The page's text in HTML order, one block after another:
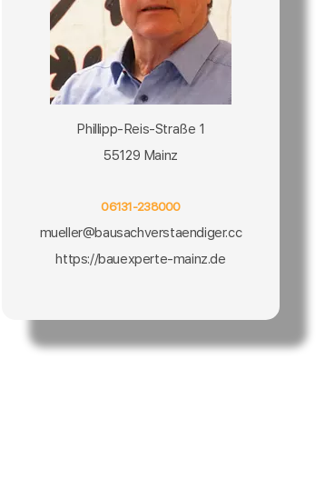
Phillipp-Reis-Straße 1
55129 Mainz
06131-238000
mueller@bausachverstaendiger.cc
https://bauexperte-mainz.de